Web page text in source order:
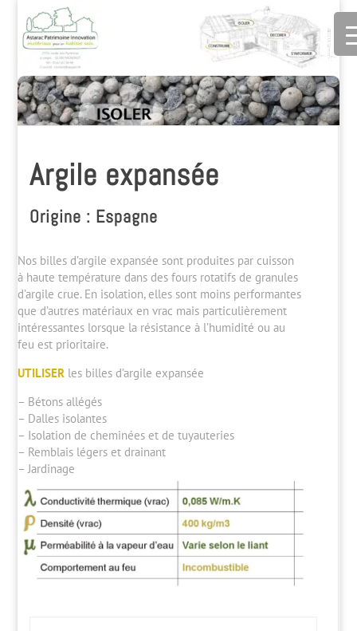
Argile expansée
Origine : Espagne
Nos billes d’argile expansée sont produites par cuisson
à haute température dans des fours rotatifs de granules
d’argile crue. En isolation, elles sont moins performantes
que d’autres matériaux en vrac mais particulièrement
intéressantes lorsque la résistance à l’humidité ou au
feu est prioritaire.
UTILISER les billes d’argile expansée
– Bétons allégés
– Dalles isolantes
– Isolation de cheminées et de tuyauteries
– Remblais légers et drainant
– Jardinage